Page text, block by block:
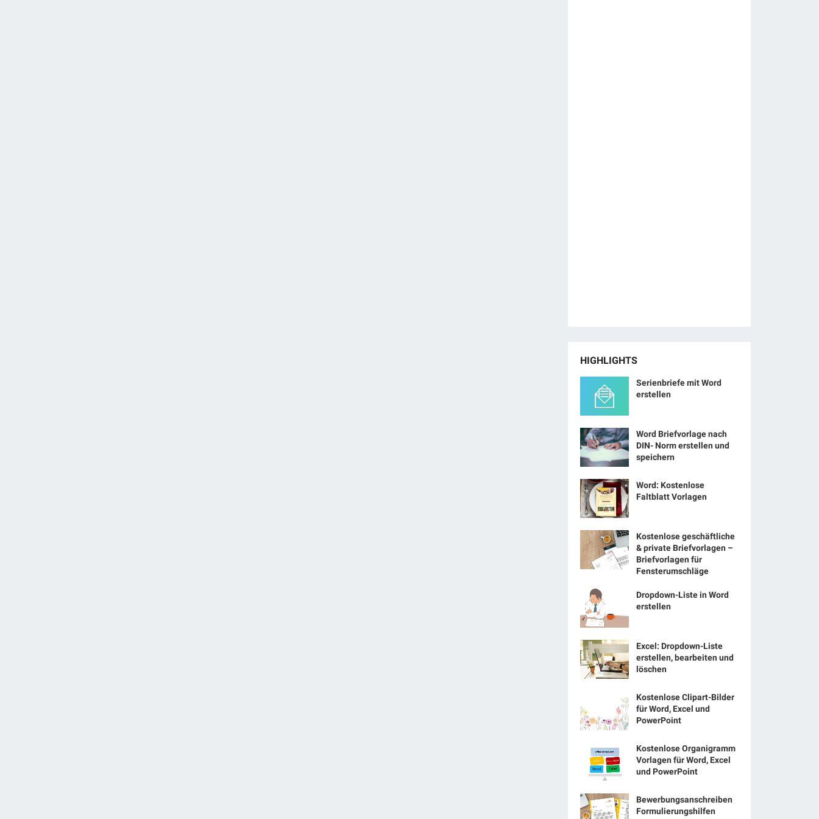
HIGHLIGHTS
Serienbriefe mit Word
erstellen
Word Briefvorlage nach
DIN- Norm erstellen und
speichern
Word: Kostenlose
Faltblatt Vorlagen
Kostenlose geschäftliche
& private Briefvorlagen –
Briefvorlagen für
Fensterumschläge
Dropdown-Liste in Word
erstellen
Excel: Dropdown-Liste
erstellen, bearbeiten und
löschen
Kostenlose Clipart-Bilder
für Word, Excel und
PowerPoint
Kostenlose Organigramm
Vorlagen für Word, Excel
und PowerPoint
Bewerbungsanschreiben
Formulierungshilfen